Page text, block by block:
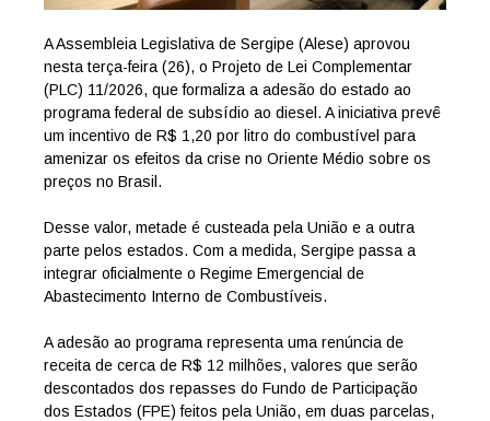
A Assembleia Legislativa de Sergipe (Alese) aprovou
nesta terça-feira (26), o Projeto de Lei Complementar
(PLC) 11/2026, que formaliza a adesão do estado ao
programa federal de subsídio ao diesel. A iniciativa prevê
um incentivo de R$ 1,20 por litro do combustível para
amenizar os efeitos da crise no Oriente Médio sobre os
preços no Brasil.
Desse valor, metade é custeada pela União e a outra
parte pelos estados. Com a medida, Sergipe passa a
integrar oficialmente o Regime Emergencial de
Abastecimento Interno de Combustíveis.
A adesão ao programa representa uma renúncia de
receita de cerca de R$ 12 milhões, valores que serão
descontados dos repasses do Fundo de Participação
dos Estados (FPE) feitos pela União, em duas parcelas,